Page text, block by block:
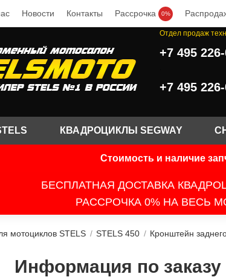
Новости Контакты Рассрочка 0%
Отдел продаж
+7 495
+7 495
КВАДРОЦИКЛЫ SEGWAY
Стоимость и наличие
БЕСПЛАТНАЯ ДОСТАВКА
РАССРОЧКА 0% НА ВЕСЬ
мотоциклов STELS / STELS 450 / Кронштейн
Информация по заказу